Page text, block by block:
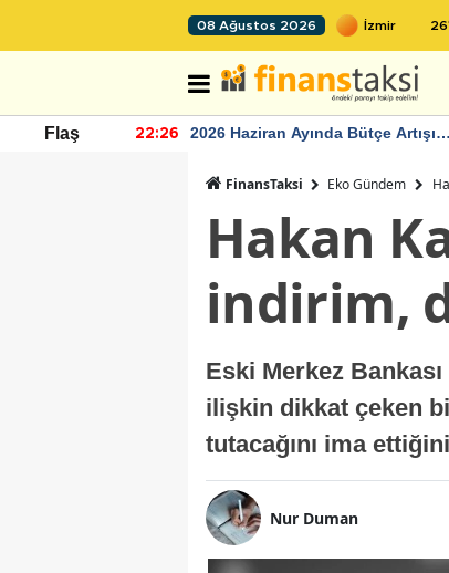
08 Ağustos 2026 26
Flaş 22:26
2026 Haziran Ayında Bütçe Artışı
FinansTaksi Eko Gündem
Hakan
indirim,
Eski Merkez
ilişkin dikkat çeken
tutacağını ima
Nur Duman